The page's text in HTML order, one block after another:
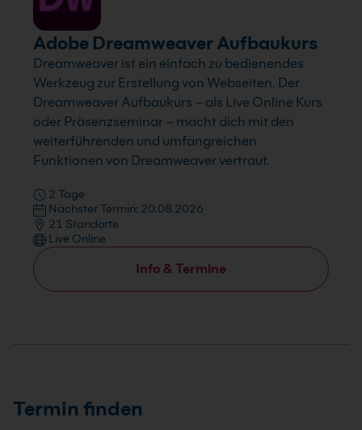
Adobe Dreamweaver Aufbaukurs
Dreamweaver ist ein einfach zu bedienendes
Werkzeug zur Erstellung von Webseiten. Der
Dreamweaver Aufbaukurs – als Live Online Kurs
oder Präsenzseminar – macht dich mit den
weiterführenden und umfangreichen
Funktionen von Dreamweaver vertraut.
2 Tage
Nächster Termin: 20.08.2026
21 Standorte
Live Online
Info & Termine
Termin finden